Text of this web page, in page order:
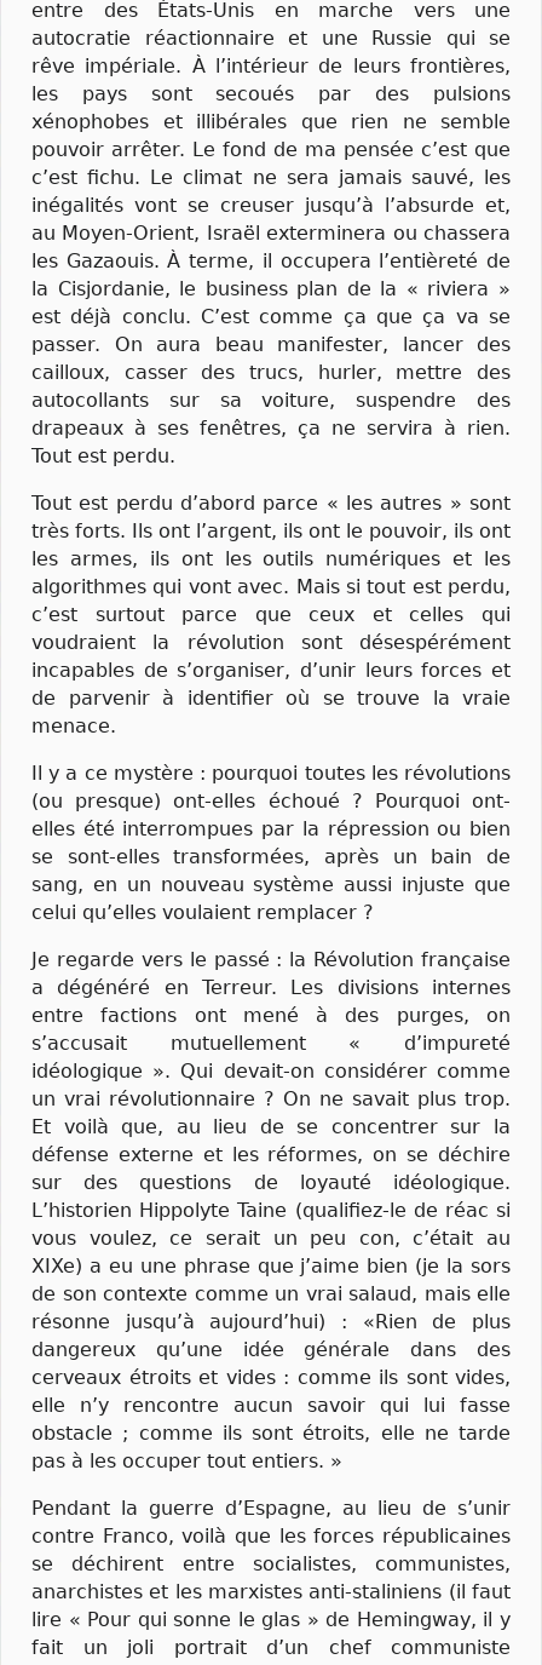
entre des États-Unis en marche vers une
autocratie réactionnaire et une Russie qui se
rêve impériale. À l’intérieur de leurs frontières,
les pays sont secoués par des pulsions
xénophobes et illibérales que rien ne semble
pouvoir arrêter. Le fond de ma pensée c’est que
c’est fichu. Le climat ne sera jamais sauvé, les
inégalités vont se creuser jusqu’à l’absurde et,
au Moyen-Orient, Israël exterminera ou chassera
les Gazaouis. À terme, il occupera l’entièreté de
la Cisjordanie, le business plan de la « riviera »
est déjà conclu. C’est comme ça que ça va se
passer. On aura beau manifester, lancer des
cailloux, casser des trucs, hurler, mettre des
autocollants sur sa voiture, suspendre des
drapeaux à ses fenêtres, ça ne servira à rien.
Tout est perdu.
Tout est perdu d’abord parce « les autres » sont
très forts. Ils ont l’argent, ils ont le pouvoir, ils ont
les armes, ils ont les outils numériques et les
algorithmes qui vont avec. Mais si tout est perdu,
c’est surtout parce que ceux et celles qui
voudraient la révolution sont désespérément
incapables de s’organiser, d’unir leurs forces et
de parvenir à identifier où se trouve la vraie
menace.
Il y a ce mystère : pourquoi toutes les révolutions
(ou presque) ont-elles échoué ? Pourquoi ont-
elles été interrompues par la répression ou bien
se sont-elles transformées, après un bain de
sang, en un nouveau système aussi injuste que
celui qu’elles voulaient remplacer ?
Je regarde vers le passé : la Révolution française
a dégénéré en Terreur. Les divisions internes
entre factions ont mené à des purges, on
s’accusait mutuellement « d’impureté
idéologique ». Qui devait-on considérer comme
un vrai révolutionnaire ? On ne savait plus trop.
Et voilà que, au lieu de se concentrer sur la
défense externe et les réformes, on se déchire
sur des questions de loyauté idéologique.
L’historien Hippolyte Taine (qualifiez-le de réac si
vous voulez, ce serait un peu con, c’était au
XIXe) a eu une phrase que j’aime bien (je la sors
de son contexte comme un vrai salaud, mais elle
résonne jusqu’à aujourd’hui) : «Rien de plus
dangereux qu’une idée générale dans des
cerveaux étroits et vides : comme ils sont vides,
elle n’y rencontre aucun savoir qui lui fasse
obstacle ; comme ils sont étroits, elle ne tarde
pas à les occuper tout entiers. »
Pendant la guerre d’Espagne, au lieu de s’unir
contre Franco, voilà que les forces républicaines
se déchirent entre socialistes, communistes,
anarchistes et les marxistes anti-staliniens (il faut
lire « Pour qui sonne le glas » de Hemingway, il y
fait un joli portrait d’un chef communiste